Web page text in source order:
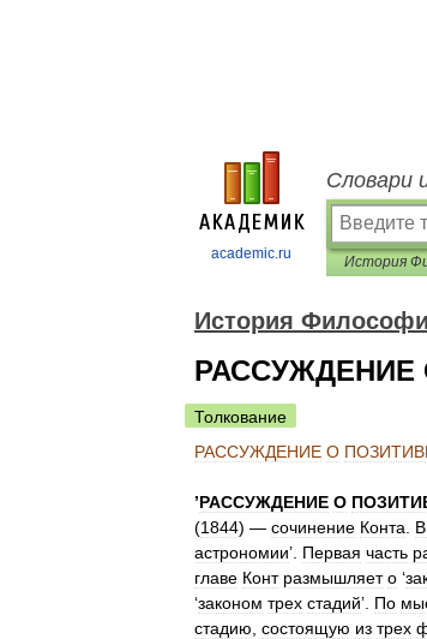
academic.ru
Словари
История
РАССУЖДЕНИЕ
Толкование
РАССУЖДЕНИЕ О
’РАССУЖДЕНИЕ О
(1844) — сочинение Конта
астрономии’. Первая часть
главе Конт размышляет о ‘
‘законом трех стадий’. По
стадию состоящую из трех